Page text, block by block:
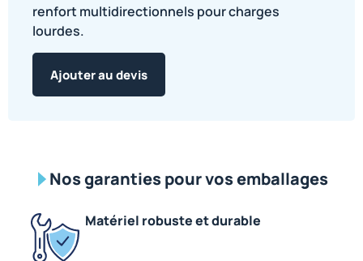
renfort multidirectionnels pour charges
lourdes.
Ajouter au devis
Nos garanties pour vos emballages
Matériel robuste et durable